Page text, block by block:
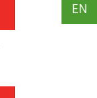
EN